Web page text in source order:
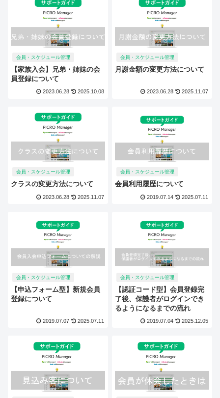
会員・スケジュール管理
【家族入会】兄弟・姉妹の会
員登録について
2023.06.28 2025.10.08
会員・スケジュール管理
月謝金額の変更方法について
2023.06.28 2025.11.07
会員・スケジュール管理
クラスの変更方法について
2023.06.28 2025.11.07
会員・スケジュール管理
会員利用履歴について
2019.07.14 2025.07.11
会員・スケジュール管理
【申込フォーム型】新規会員
登録について
2019.07.07 2025.07.11
会員・スケジュール管理
【認証コード型】会員登録完
了後、保護者がログインでき
るようになるまでの流れ
2019.07.04 2025.12.05